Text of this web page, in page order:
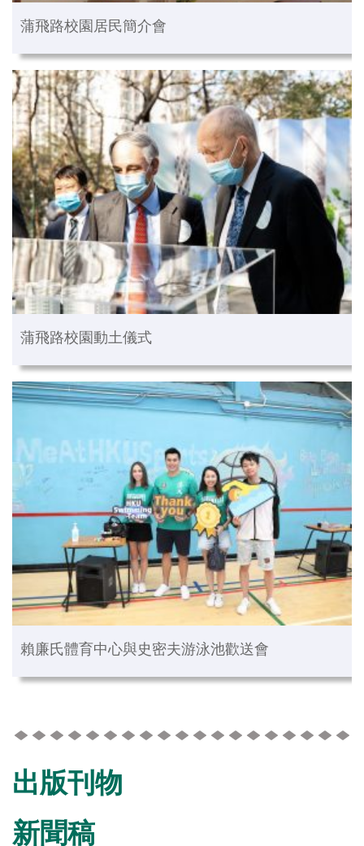
蒲飛路校園居民簡介會
蒲飛路校園動土儀式
賴廉氏體育中心與史密夫游泳池歡送會
出版刊物
新聞稿